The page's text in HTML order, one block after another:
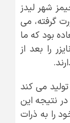
شهر لیدز
گرفته، می
بود که ما
را بعد از
می کند
نتیجه این
را به ذرات